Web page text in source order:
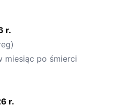
r.
miesiąc po śmierci
6 r.